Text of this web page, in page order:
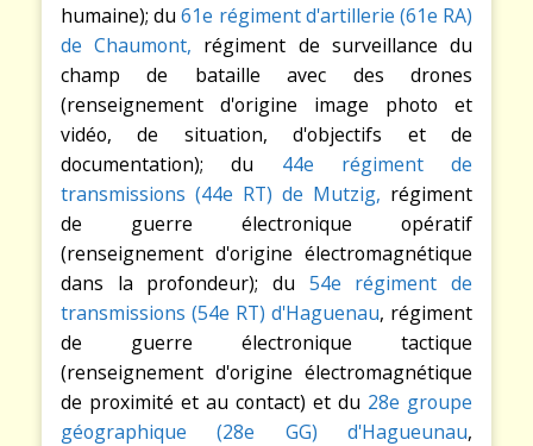
humaine); du61e régiment d'artillerie (61e RA)
de Chaumont, régiment de surveillance du
champ de bataille avec des drones
(renseignement d'origine image photo et
vidéo, de situation, d'objectifs et de
documentation); du 44e régiment de
transmissions (44e RT) de Mutzig, régiment
de guerre électronique opératif
(renseignement d'origine électromagnétique
dans la profondeur); du 54e régiment de
transmissions (54e RT) d'Haguenau, régiment
de guerre électronique tactique
(renseignement d'origine électromagnétique
de proximité et au contact) et du 28e groupe
géographique (28e GG) d'Hagueunau,